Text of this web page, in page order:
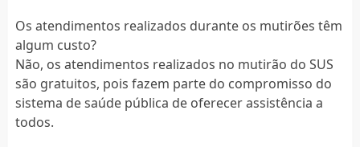
Os atendimentos realizados durante os mutirões têm
algum custo?
Não, os atendimentos realizados no mutirão do SUS
são gratuitos, pois fazem parte do compromisso do
sistema de saúde pública de oferecer assistência a
todos.